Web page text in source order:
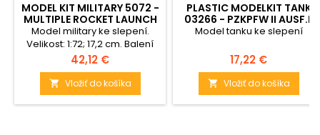
MODEL KIT MILITARY 5072 -
MULTIPLE ROCKET LAUNCH
SYSTEM "SMERCH" (1:72)
Model military ke slepení.
Velikost: 1:72; 17,2 cm. Balení
obsahuje: 335 dílků.
Cena
42,12 €
 Vložiť do košíka
PLASTIC MODELKIT TANK
03266 - PZKPFW II AUSF.L
LUCHS (SD.KFZ.123) (1:72)
Model tanku ke slepení
Cena
17,22 €
 Vložiť do košíka